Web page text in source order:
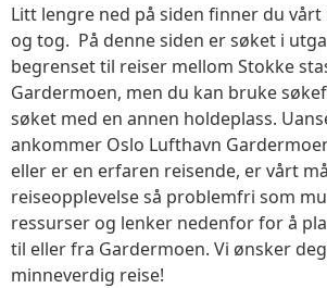
Litt lengre ned på siden finner du
og tog. På denne siden er søket i
begrenset til reiser mellom Stokke
Gardermoen, men du kan bruke
søket med en annen holdeplass.
ankommer Oslo Lufthavn
eller er en erfaren reisende, er vårt
reiseopplevelse så problemfri som
ressurser og lenker nedenfor for å
til eller fra Gardermoen. Vi ønsker
minneverdig reise!